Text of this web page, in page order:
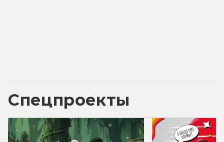
Спецпроекты